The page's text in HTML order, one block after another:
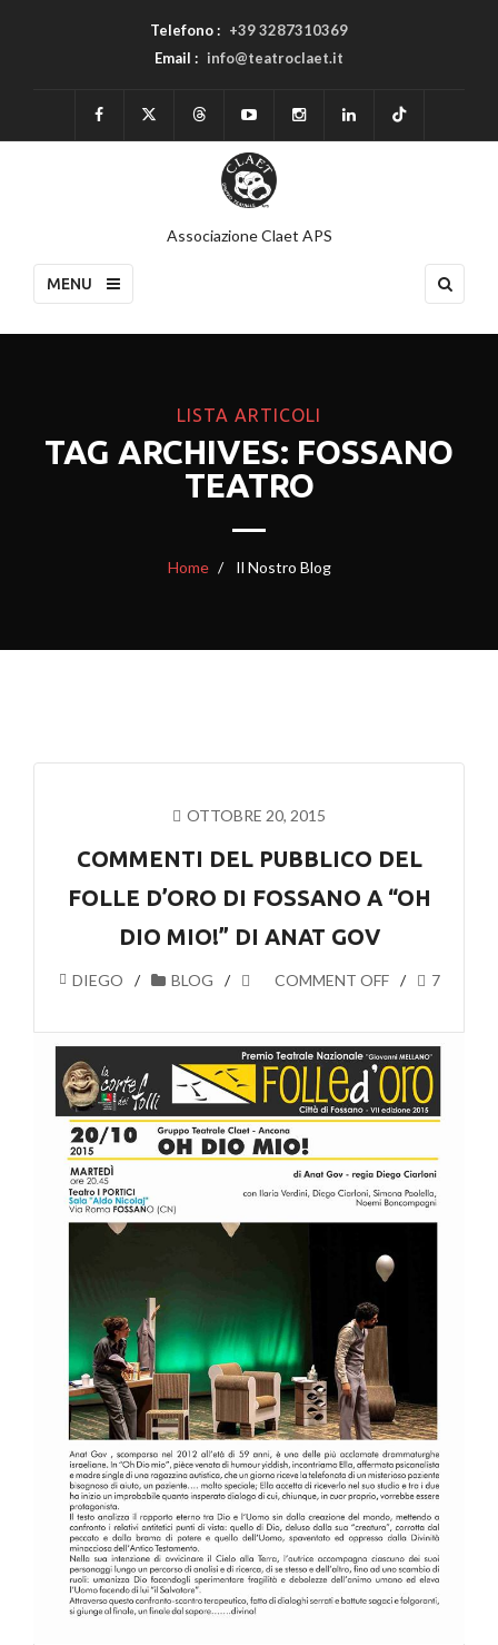
Telefono : +39 3287310369
Email : info@teatroclaet.it
Associazione Claet APS
MENU
LISTA ARTICOLI
TAG ARCHIVES: FOSSANO
TEATRO
Home Il Nostro Blog
OTTOBRE 20, 2015
COMMENTI DEL PUBBLICO DEL
FOLLE D’ORO DI FOSSANO A “OH
DIO MIO!” DI ANAT GOV
DIEGO BLOG COMMENT OFF 7